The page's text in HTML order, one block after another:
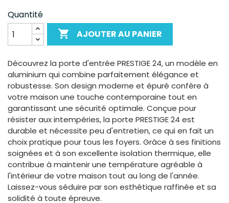
Quantité
 AJOUTER AU PANIER
Découvrez la porte d'entrée PRESTIGE 24, un modèle en
aluminium qui combine parfaitement élégance et
robustesse. Son design moderne et épuré confère à
votre maison une touche contemporaine tout en
garantissant une sécurité optimale. Conçue pour
résister aux intempéries, la porte PRESTIGE 24 est
durable et nécessite peu d'entretien, ce qui en fait un
choix pratique pour tous les foyers. Grâce à ses finitions
soignées et à son excellente isolation thermique, elle
contribue à maintenir une température agréable à
l'intérieur de votre maison tout au long de l'année.
Laissez-vous séduire par son esthétique raffinée et sa
solidité à toute épreuve.